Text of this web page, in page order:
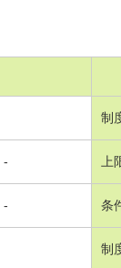
制
- 上
- 条
制